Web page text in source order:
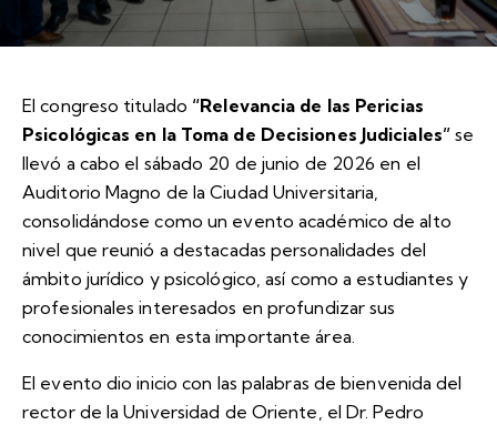
El congreso titulado “Relevancia de las Pericias
Psicológicas en la Toma de Decisiones Judiciales”se
llevó a cabo el sábado 20 de junio de 2026 en el
Auditorio Magno de la Ciudad Universitaria,
consolidándose como un evento académico de alto
nivel que reunió a destacadas personalidades del
ámbito jurídico y psicológico, así como a estudiantes y
profesionales interesados en profundizar sus
conocimientos en esta importante área.
El evento dio inicio con las palabras de bienvenida del
rector de la Universidad de Oriente, el Dr. Pedro